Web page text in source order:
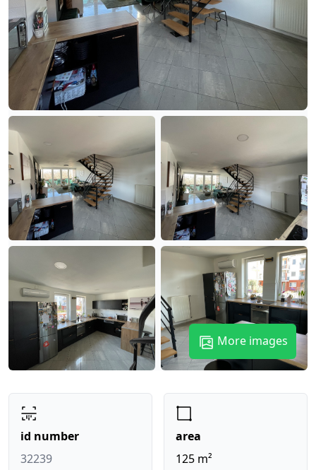
More images
id number
32239
area
125 m²